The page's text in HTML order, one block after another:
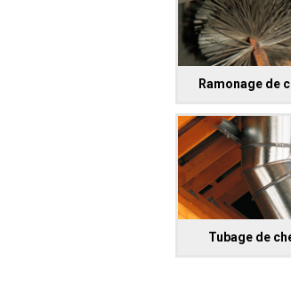
Ramonage de
Tubage de